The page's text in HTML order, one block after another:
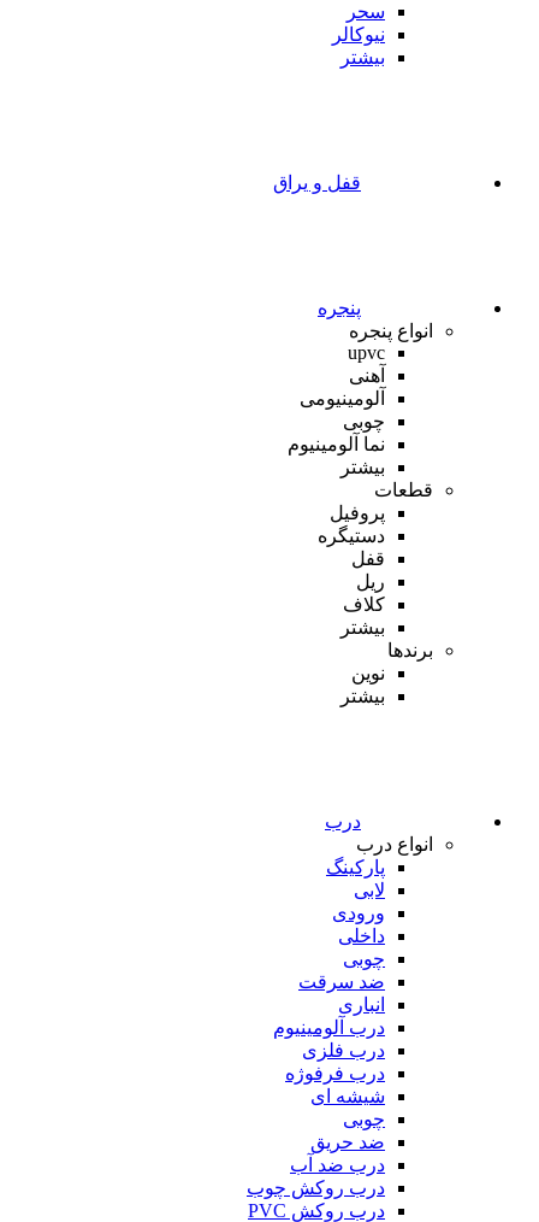
سحر
نیوکالر
بیشتر
قفل و یراق
پنجره
انواع پنجره
upvc
آهنی
آلومینیومی
چوبی
نما آلومینیوم
بیشتر
قطعات
پروفیل
دستیگره
قفل
ریل
کلاف
بیشتر
برندها
نوین
بیشتر
درب
انواع درب
پارکینگ
لابی
ورودی
داخلی
چوبی
ضد سرقت
انباری
درب آلومینیوم
درب فلزی
درب فرفوژه
شیشه ای
چوبی
ضد حریق
درب ضد آب
درب روکش چوب
درب روکش PVC